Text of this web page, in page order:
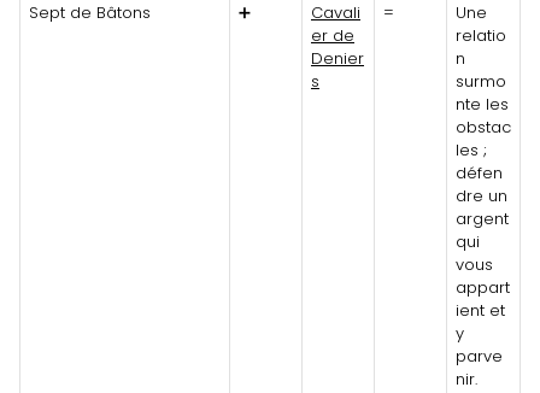
Sept de Bâtons
➕
Cavali
er de
Denier
s
=
Une
relatio
n
surmo
nte les
obstac
les ;
défen
dre un
argent
qui
vous
appart
ient et
y
parve
nir.